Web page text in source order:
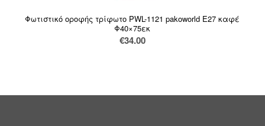
Φωτιστικό οροφής τρίφωτο PWL-1121 pakoworld Ε27 καφέ
Φ40×75εκ
€34.00